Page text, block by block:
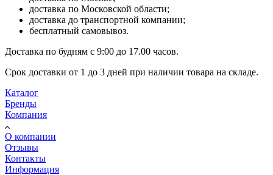
доставка по Московской области;
доставка до транспортной компании;
бесплатный самовывоз.
Доставка по будням с 9:00 до 17.00 часов.
Срок доставки от 1 до 3 дней при наличии товара на складе.
Каталог
Бренды
Компания
О компании
Отзывы
Контакты
Информация